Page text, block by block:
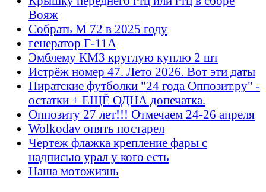
Вояж
Собрать М 72 в 2025 году
генератор Г-11А
Эмблему КМЗ круглую куплю 2 шт
Истрёж номер 47. Лето 2026. Вот эти даты
Пиратские футболки "24 года Оппозит.ру" -
остатки + ЕЩЁ ОДНА допечатка.
Оппозиту 27 лет!!! Отмечаем 24-26 апреля
Wolkodav опять постарел
Чертеж флажка крепление фары с
надписью урал у кого есть
Наша мотожизнь